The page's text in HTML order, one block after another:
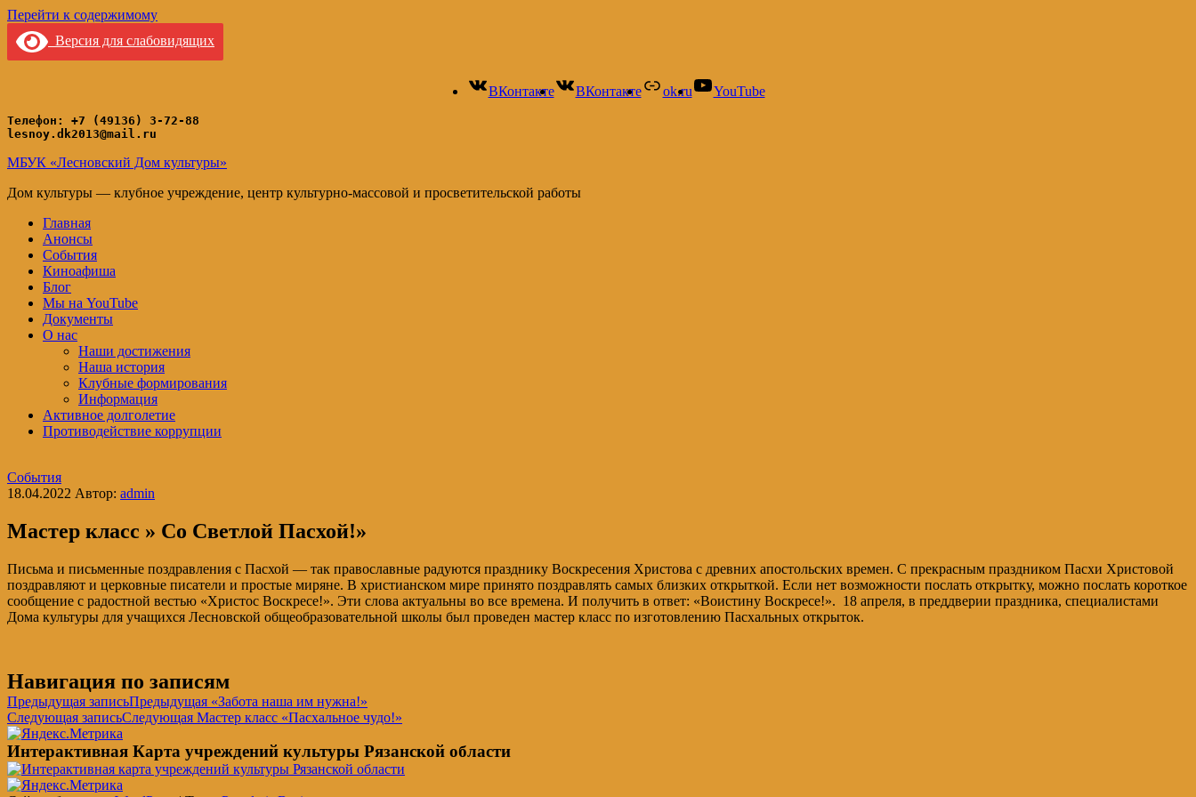
Перейти к содержимому
Версия для слабовидящих
ВКонтакте ВКонтакте ok.ru YouTube
Телефон: +7 (49136) 3-72-88
lesnoy.dk2013@mail.ru
МБУК «Лесновский Дом культуры»
Дом культуры — клубное учреждение, центр культурно-массовой и просветительской работы
Главная
Анонсы
События
Киноафиша
Блог
Мы на YouTube
Документы
О нас
Наши достижения
Наша история
Клубные формирования
Информация
Активное долголетие
Противодействие коррупции
События
18.04.2022 Автор: admin
Мастер класс » Со Светлой Пасхой!»
Письма и письменные поздравления с Пасхой — так православные радуются празднику Воскресения Христова с древних апостольских времен. С прекрасным праздником Пасхи Христовой
поздравляют и церковные писатели и простые миряне. В христианском мире принято поздравлять самых близких открыткой. Если нет возможности послать открытку, можно послать короткое
сообщение с радостной вестью «Христос Воскресе!». Эти слова актуальны во все времена. И получить в ответ: «Воистину Воскресе!». 18 апреля, в преддверии праздника, специалистами
Дома культуры для учащихся Лесновской общеобразовательной школы был проведен мастер класс по изготовлению Пасхальных открыток.
Навигация по записям
Предыдущая записьПредыдущая «Забота наша им нужна!»
Следующая записьСледующая Мастер класс «Пасхальное чудо!»
Интерактивная Карта учреждений культуры Рязанской области